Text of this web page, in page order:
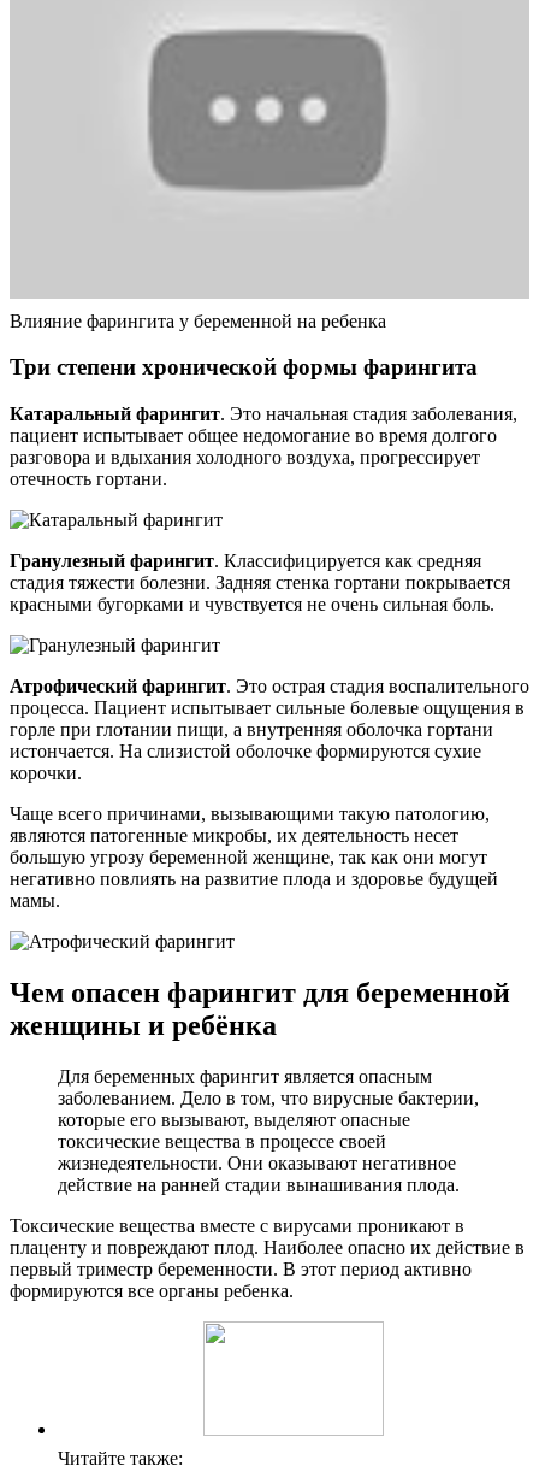
Влияние фарингита у беременной на ребенка
Три степени хронической формы фарингита
Катаральный фарингит. Это начальная стадия заболевания,
пациент испытывает общее недомогание во время долгого
разговора и вдыхания холодного воздуха, прогрессирует
отечность гортани.
Гранулезный фарингит. Классифицируется как средняя
стадия тяжести болезни. Задняя стенка гортани покрывается
красными бугорками и чувствуется не очень сильная боль.
Атрофический фарингит. Это острая стадия воспалительного
процесса. Пациент испытывает сильные болевые ощущения в
горле при глотании пищи, а внутренняя оболочка гортани
истончается. На слизистой оболочке формируются сухие
корочки.
Чаще всего причинами, вызывающими такую патологию,
являются патогенные микробы, их деятельность несет
большую угрозу беременной женщине, так как они могут
негативно повлиять на развитие плода и здоровье будущей
мамы.
Чем опасен фарингит для беременной
женщины и ребёнка
Для беременных фарингит является опасным
заболеванием. Дело в том, что вирусные бактерии,
которые его вызывают, выделяют опасные
токсические вещества в процессе своей
жизнедеятельности. Они оказывают негативное
действие на ранней стадии вынашивания плода.
Токсические вещества вместе с вирусами проникают в
плаценту и повреждают плод. Наиболее опасно их действие в
первый триместр беременности. В этот период активно
формируются все органы ребенка.
Читайте также: